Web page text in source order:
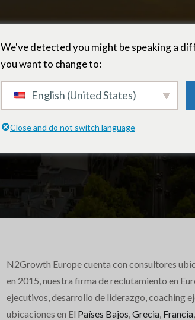
N2Growth Europe cuenta con consultores
en 2015, nuestra firma de reclutamiento en
ejecutivos, desarrollo de liderazgo, coaching
ubicaciones en El Países Bajos,Grecia, Francia,
We've detected you might be speaking a
you want to change to:
English (United States)
Close and do not switch language